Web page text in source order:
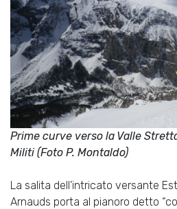
Prime curve verso la Valle
Militi (Foto P. Montaldo)
La salita dell’intricato versante
Arnauds porta al pianoro detto